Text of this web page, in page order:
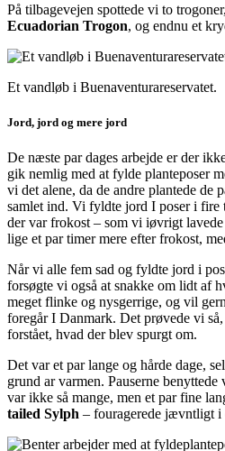
På tilbagevejen spottede vi to
Ecuadorian Trogon, og endnu et
Et vandløb i Buenaventurareservatet.
Jord, jord og mere jord
De næste par dages arbejde er der
gik nemlig med at fylde planteposer
vi det alene, da de andre plantede de
samlet ind. Vi fyldte jord I poser i
der var frokost – som vi iøvrigt
lige et par timer mere efter frokost,
Når vi alle fem sad og fyldte jord i
forsøgte vi også at snakke om lidt af
meget flinke og nysgerrige, og vil
foregår I Danmark. Det prøvede vi
forstået, hvad der blev spurgt om.
Det var et par lange og hårde dage,
grund ar varmen. Pauserne
var ikke så mange, men et par fine
tailed Sylph – fouragerede jævntligt i